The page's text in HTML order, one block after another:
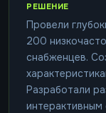
РЕШЕНИЕ
Провели
200
снабженцев.
Разработали